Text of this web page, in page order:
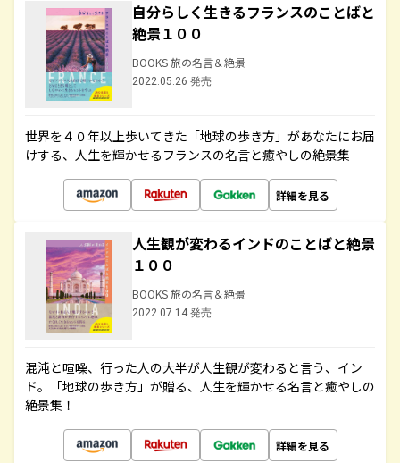
自分らしく生きるフランスのことばと
絶景１００
BOOKS 旅の名言＆絶景
2022.05.26 発売
世界を４０年以上歩いてきた「地球の歩き方」があなたにお届
けする、人生を輝かせるフランスの名言と癒やしの絶景集
詳細を見る
人生観が変わるインドのことばと絶景
１００
BOOKS 旅の名言＆絶景
2022.07.14 発売
混沌と喧噪、行った人の大半が人生観が変わると言う、イン
ド。「地球の歩き方」が贈る、人生を輝かせる名言と癒やしの
絶景集！
詳細を見る